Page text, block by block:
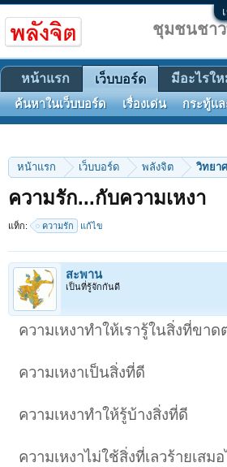
หน้าแรก เว็บบอร์ด พลังจิต วิทยา
ความรัก...กับความเหงา
แท็ก: ความรัก แก้ไข
สะพาน
เป็นที่รู้จักกันดี
ความเหงาทำให้เรารู้ในสิ่งที่ขา
ความเหงาเป็นสิ่งที่ดี
ความเหงาทำให้รู้บ้างสิ่งที่ดี
ความเหงาไม่ใช้สิ่งที่เลวร้ายเสมอ
ชุมชนชา
หน้าแรก เว็บบอร์ด
ค้นหาในเว็บบอร์ด เรื่องเด่น กระทู้แ
มีอะไรใ